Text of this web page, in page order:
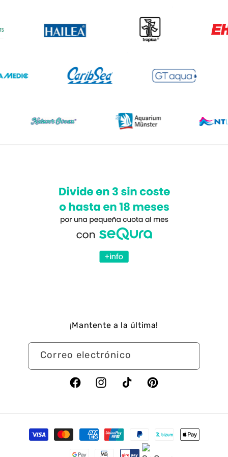
¡Mantente a la última!
Correo electrónico
FacebookInstagramTikTok Pinterest
Formas
de